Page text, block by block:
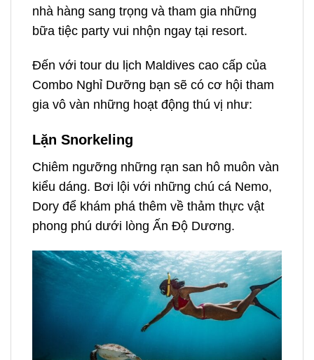
nhà hàng sang trọng và tham gia những
bữa tiệc party vui nhộn ngay tại resort.
Đến với tour du lịch Maldives cao cấp của
Combo Nghỉ Dưỡng bạn sẽ có cơ hội tham
gia vô vàn những hoạt động thú vị như:
Lặn Snorkeling
Chiêm ngưỡng những rạn san hô muôn vàn
kiểu dáng. Bơi lội với những chú cá Nemo,
Dory để khám phá thêm về thảm thực vật
phong phú dưới lòng Ấn Độ Dương.